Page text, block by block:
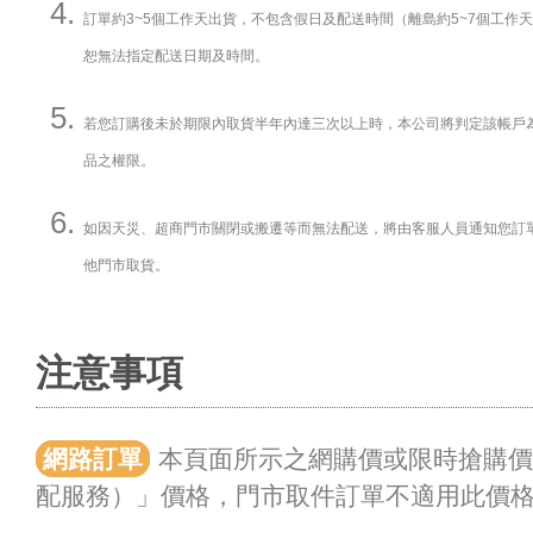
訂單約3~5個工作天出貨，不包含假日及配送時間（離島約5~7個工作
恕無法指定配送日期及時間。
若您訂購後未於期限內取貨半年內達三次以上時，本公司將判定該帳
品之權限。
如因天災、超商門市關閉或搬遷等而無法配送，將由客服人員通知您
他門市取貨。
注意事項
網路訂單 本頁面所示之網購價或限時搶購
配服務）」價格，門市取件訂單不適用此價